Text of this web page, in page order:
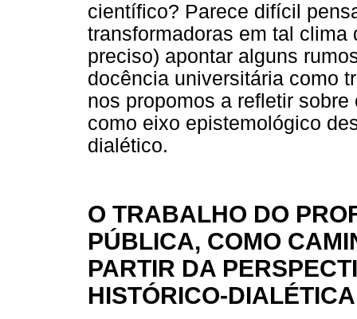
científico? Parece difícil
transformadoras em tal
preciso) apontar alguns
docência universitária como
nos propomos a refletir
como eixo epistemológico
dialético.
O TRABALHO DO
PÚBLICA, COMO
PARTIR DA
HISTÓRICO-DIALÉTICA